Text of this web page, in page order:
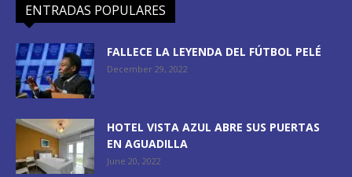
ENTRADAS POPULARES
FALLECE LA LEYENDA DEL FÚTBOL PELÉ
December 29, 2022
HOTEL VISTA AZUL ABRE SUS PUERTAS
EN AGUADILLA
June 20, 2022